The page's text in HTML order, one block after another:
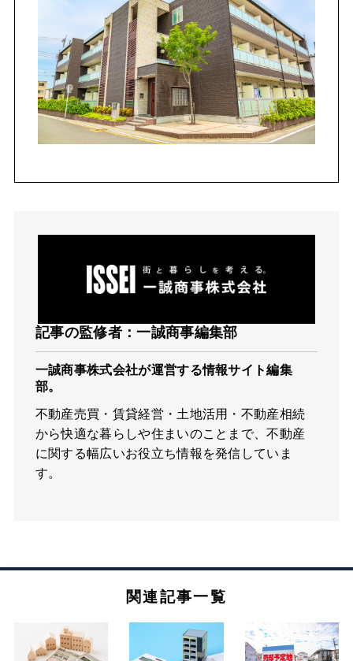
記事の監修者：一誠商事編集部
一誠商事株式会社が運営する情報サイト編集
部。
不動産売買・賃貸経営・土地活用・不動産相続
から快適な暮らしや住まいのことまで、不動産
に関する幅広いお役立ち情報を発信していま
す。
関連記事一覧